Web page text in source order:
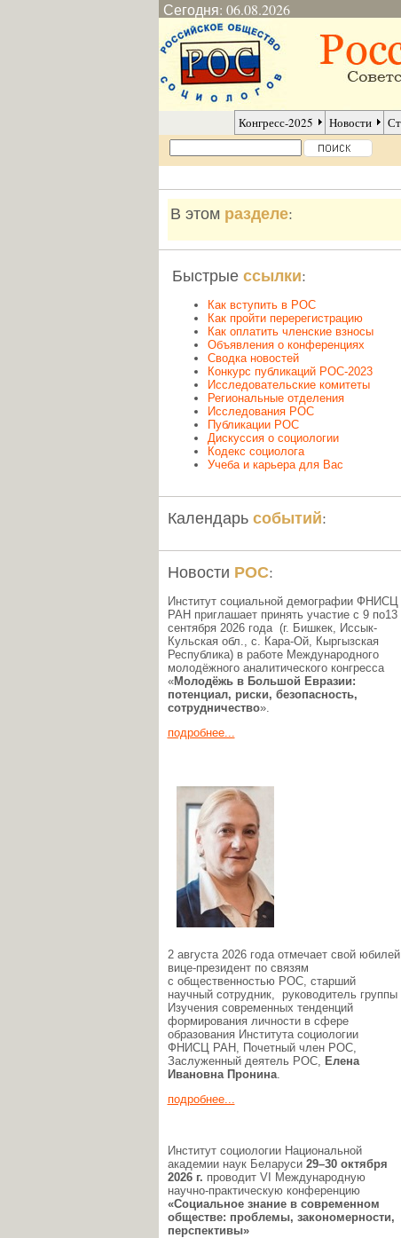
Сегодня: 06.08.2026
Конгресс-2025 Новости
В этом разделе:
Быстрые ссылки:
Как вступить в РОС
Как пройти перерегистрацию
Как оплатить членские взносы
Объявления о конференциях
Сводка новостей
Конкурс публикаций РОС-2023
Исследовательские комитеты
Региональные отделения
Исследования РОС
Публикации РОС
Дискуссия о социологии
Кодекс социолога
Учеба и карьера для Вас
Календарь событий:
Новости РОС:
Институт социальной демографии ФНИСЦ
РАН приглашает принять участие с 9 по13
сентября 2026 года (г. Бишкек, Иссык-
Кульская обл., c. Кара-Ой, Кыргызская
Республика) в работе Международного
молодёжного аналитического конгресса
«Молодёжь в Большой Евразии:
потенциал, риски, безопасность,
сотрудничество».
подробнее...
2 августа 2026 года отмечает свой юбилей
вице-президент по связям
с общественностью РОС, старший
научный сотрудник, руководитель группы
Изучения современных тенденций
формирования личности в сфере
образования Института социологии
ФНИСЦ РАН, Почетный член РОС,
Заслуженный деятель РОС, Елена
Ивановна Пронина.
подробнее...
Институт социологии Национальной
академии наук Беларуси 29–30 октября
2026 г. проводит VI Международную
научно-практическую конференцию
«Социальное знание в современном
обществе: проблемы, закономерности,
перспективы»